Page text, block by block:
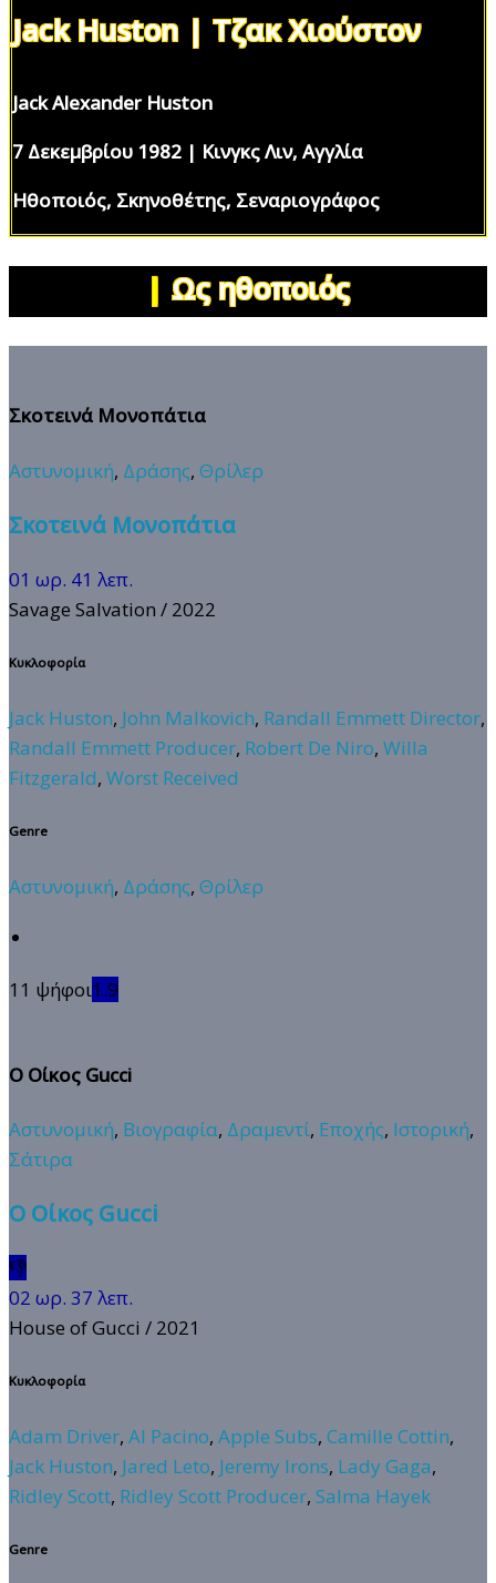
Jack Huston | Τζακ Χιούστον
Jack Alexander Huston
7 Δεκεμβρίου 1982 | Κινγκς Λιν, Αγγλία
Ηθοποιός, Σκηνοθέτης, Σεναριογράφος
| Ως ηθοποιός
Σκοτεινά Μονοπάτια
Αστυνομική, Δράσης, Θρίλερ
Σκοτεινά Μονοπάτια
01 ωρ. 41 λεπ.
Savage Salvation / 2022
Κυκλοφορία
Jack Huston, John Malkovich, Randall Emmett Director,
Randall Emmett Producer, Robert De Niro, Willa
Fitzgerald, Worst Received
Genre
Αστυνομική, Δράσης, Θρίλερ
11 ψήφοι1.9
Ο Οίκος Gucci
Αστυνομική, Βιογραφία, Δραμεντί, Εποχής, Ιστορική,
Σάτιρα
Ο Οίκος Gucci
👎
02 ωρ. 37 λεπ.
House of Gucci / 2021
Κυκλοφορία
Adam Driver, Al Pacino, Apple Subs, Camille Cottin,
Jack Huston, Jared Leto, Jeremy Irons, Lady Gaga,
Ridley Scott, Ridley Scott Producer, Salma Hayek
Genre